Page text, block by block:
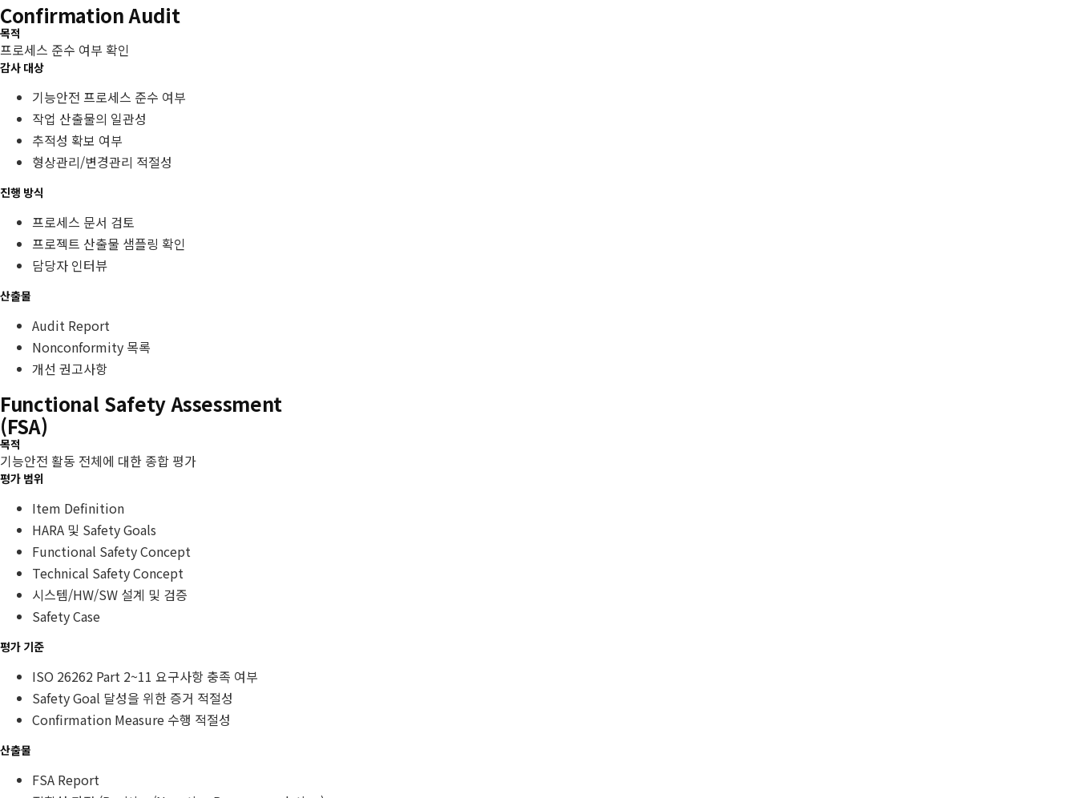
Confirmation Audit
목적
프로세스 준수 여부 확인
감사 대상
기능안전 프로세스 준수 여부
작업 산출물의 일관성
추적성 확보 여부
형상관리/변경관리 적절성
진행 방식
프로세스 문서 검토
프로젝트 산출물 샘플링 확인
담당자 인터뷰
산출물
Audit Report
Nonconformity 목록
개선 권고사항
Functional Safety Assessment
(FSA)
목적
기능안전 활동 전체에 대한 종합 평가
평가 범위
Item Definition
HARA 및 Safety Goals
Functional Safety Concept
Technical Safety Concept
시스템/HW/SW 설계 및 검증
Safety Case
평가 기준
ISO 26262 Part 2~11 요구사항 충족 여부
Safety Goal 달성을 위한 증거 적절성
Confirmation Measure 수행 적절성
산출물
FSA Report